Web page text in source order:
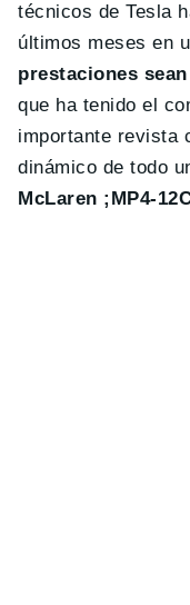
técnicos de Tesla
últimos meses en
prestaciones
que ha tenido el
importante revista
dinámico de todo
McLaren ;MP4-